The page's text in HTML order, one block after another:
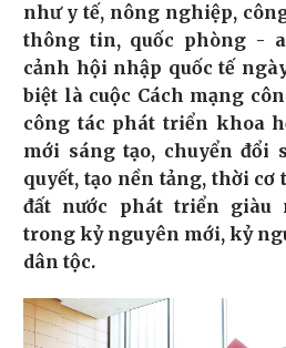
như y tế, nông nghiệp,
thông tin, quốc phòng -
cảnh hội nhập quốc tế
biệt là cuộc Cách mạng
công tác phát triển khoa
mới sáng tạo, chuyển đổi
quyết, tạo nền tảng, thời cơ
đất nước phát triển giàu
trong kỷ nguyên mới, kỷ
dân tộc.